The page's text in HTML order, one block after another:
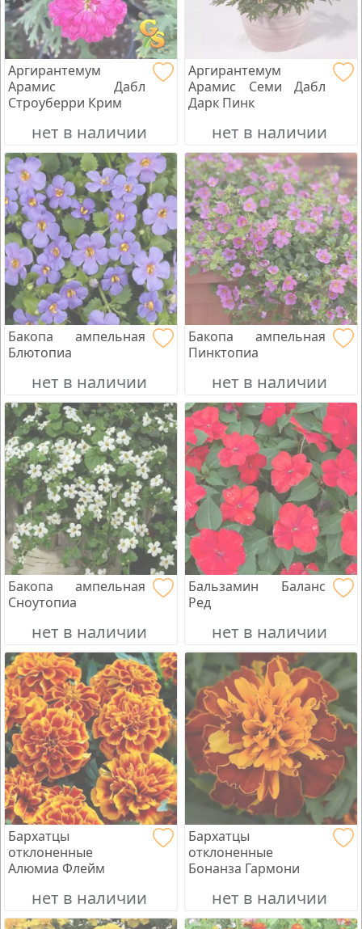
Аргирантемум
Арамис Дабл
Строуберри Крим
нет в наличии
Аргирантемум
Арамис Семи Дабл
Дарк Пинк
нет в наличии
Бакопа ампельная
Блютопиа
нет в наличии
Бакопа ампельная
Пинктопиа
нет в наличии
Бакопа ампельная
Сноутопиа
нет в наличии
Бальзамин Баланс
Ред
нет в наличии
Бархатцы
отклоненные
Алюмиа Флейм
нет в наличии
Бархатцы
отклоненные
Бонанза Гармони
нет в наличии